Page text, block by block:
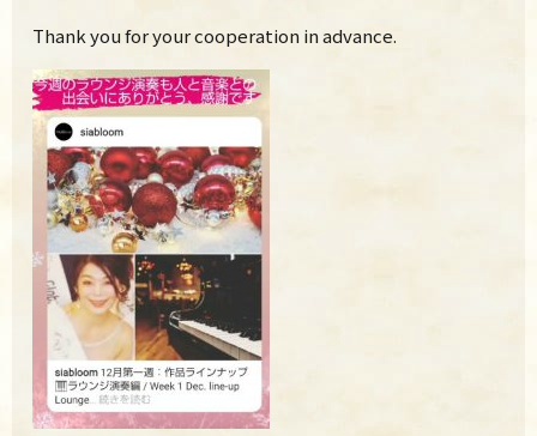
Thank you for your cooperation in advance.